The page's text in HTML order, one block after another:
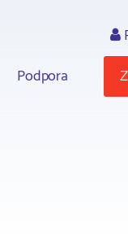
Podpora